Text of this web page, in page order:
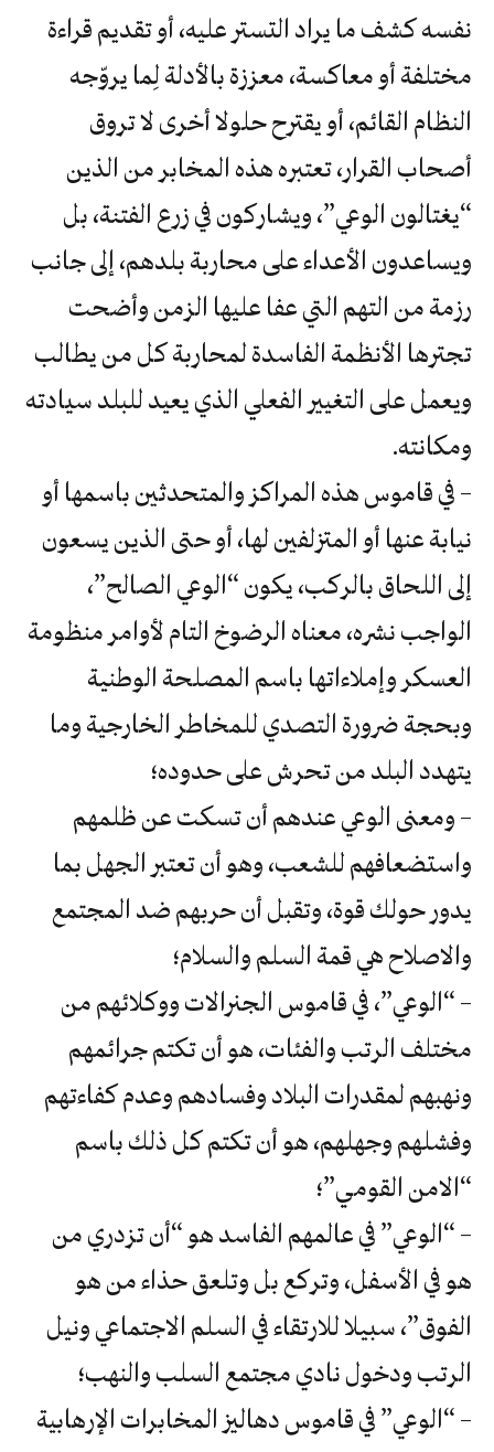
نفسه كشف ما يراد التستر عليه، أو تقديم قراءة
مختلفة أو معاكسة، معززة بالأدلة لِما يروّجه
النظام القائم، أو يقترح حلولا أخرى لا تروق
أصحاب القرار، تعتبره هذه المخابر من الذين
“يغتالون الوعي”، ويشاركون في زرع الفتنة، بل
ويساعدون الأعداء على محاربة بلدهم، إلى جانب
رزمة من التهم التي عفا عليها الزمن وأضحت
تجترها الأنظمة الفاسدة لمحاربة كل من يطالب
ويعمل على التغيير الفعلي الذي يعيد للبلد سيادته
ومكانته.
– في قاموس هذه المراكز والمتحدثين باسمها أو
نيابة عنها أو المتزلفين لها، أو حتى الذين يسعون
إلى اللحاق بالركب، يكون “الوعي الصالح”،
الواجب نشره، معناه الرضوخ التام لأوامر منظومة
العسكر وإملاءاتها باسم المصلحة الوطنية
وبحجة ضرورة التصدي للمخاطر الخارجية وما
يتهدد البلد من تحرش على حدوده؛
– ومعنى الوعي عندهم أن تسكت عن ظلمهم
واستضعافهم للشعب، وهو أن تعتبر الجهل بما
يدور حولك قوة، وتقبل أن حربهم ضد المجتمع
والاصلاح هي قمة السلم والسلام؛
– “الوعي”، في قاموس الجنرالات ووكلائهم من
مختلف الرتب والفئات، هو أن تكتم جرائمهم
ونهبهم لمقدرات البلاد وفسادهم وعدم كفاءتهم
وفشلهم وجهلهم، هو أن تكتم كل ذلك باسم
“الامن القومي”؛
– “الوعي” في عالمهم الفاسد هو “أن تزدري من
هو في الأسفل، وتركع بل وتلعق حذاء من هو
الفوق”، سبيلا للارتقاء في السلم الاجتماعي ونيل
الرتب ودخول نادي مجتمع السلب والنهب؛
– “الوعي” في قاموس دهاليز المخابرات الإرهابية